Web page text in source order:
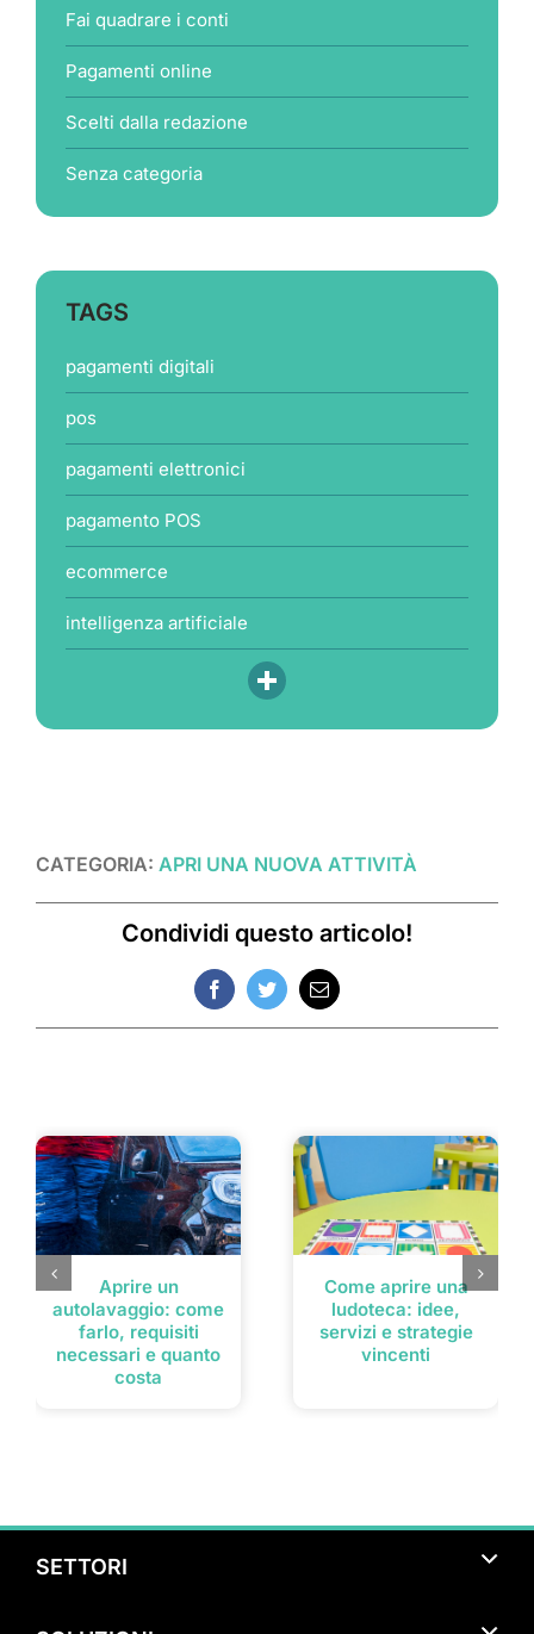
Fai quadrare i conti
Pagamenti online
Scelti dalla redazione
Senza categoria
TAGS
pagamenti digitali
pos
pagamenti elettronici
pagamento POS
ecommerce
intelligenza artificiale
CATEGORIA: APRI UNA NUOVA ATTIVITÀ
Condividi questo articolo!
FacebookTwitterEmail
Aprire un
autolavaggio: come
farlo, requisiti
necessari e quanto
costa
Come aprire una
ludoteca: idee,
servizi e strategie
vincenti
SETTORI